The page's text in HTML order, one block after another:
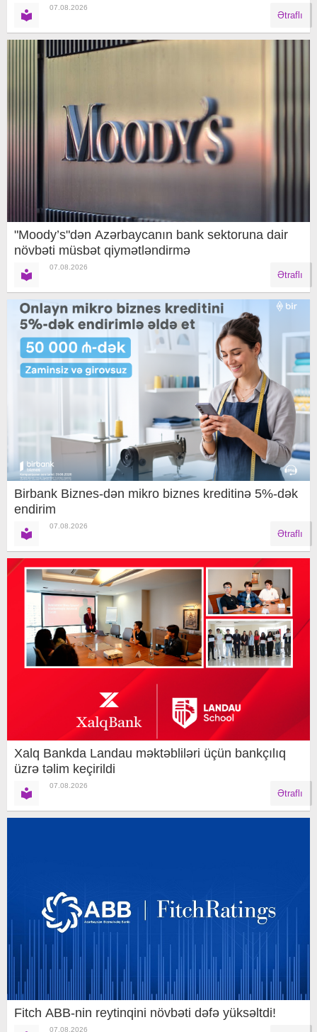
07.08.2026
Ətraflı
"Moody’s"dən Azərbaycanın bank sektoruna dair
növbəti müsbət qiymətləndirmə
07.08.2026
Ətraflı
Birbank Biznes-dən mikro biznes kreditinə 5%-dək
endirim
07.08.2026
Ətraflı
Xalq Bankda Landau məktəbliləri üçün bankçılıq
üzrə təlim keçirildi
07.08.2026
Ətraflı
Fitch ABB-nin reytinqini növbəti dəfə yüksəltdi!
07.08.2026